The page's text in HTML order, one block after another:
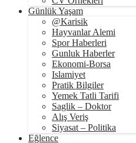
Günlük Yaşam
@Karisik
Hayvanlar Alemi
Spor Haberleri
Gunluk Haberler
Ekonomi-Borsa
Islamiyet
Pratik Bilgiler
Yemek Tatli Tarifi
Saglik – Doktor
Alış Veriş
Siyasat – Politika
Eğlence